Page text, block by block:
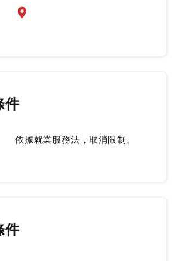
前往查看地圖
件
依據就業服務法，取消限制。
件